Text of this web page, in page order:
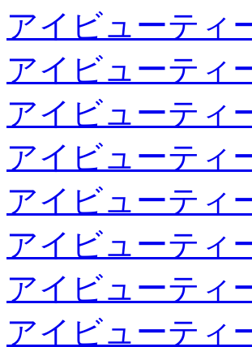
アイビューティ
アイビューティ
アイビューティ
アイビューティ
アイビューティ
アイビューティ
アイビューティ
アイビューティ